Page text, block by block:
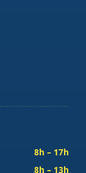
8h – 17h
8h – 13h